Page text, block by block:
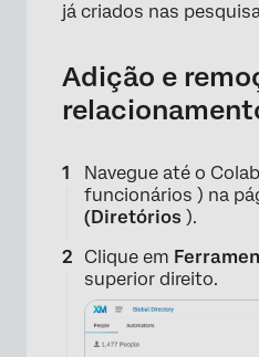
já criados nas
Adição e
Navegue até o
funcionários ) na
(Diretórios ).
Clique em
superior direito.